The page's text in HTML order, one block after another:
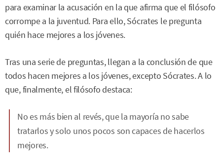
para examinar la acusación en la que afirma que el filósofo
corrompe a la juventud. Para ello, Sócrates le pregunta
quién hace mejores a los jóvenes.
Tras una serie de preguntas, llegan a la conclusión de que
todos hacen mejores a los jóvenes, excepto Sócrates. A lo
que, finalmente, el filósofo destaca:
No es más bien al revés, que la mayoría no sabe
tratarlos y solo unos pocos son capaces de hacerlos
mejores.